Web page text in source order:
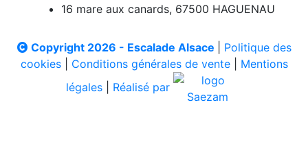
16 mare aux canards, 67500 HAGUENAU
Copyright 2026 - Escalade Alsace
Politique des
cookies| Conditions générales de vente| Mentions
légales
Réalisé par